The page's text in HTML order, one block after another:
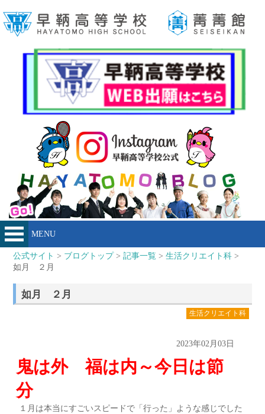
MENU
公式サイト > ブログトップ>記事一覧 >生活クリエイト科 >
如月 ２月
如月 ２月
生活クリエイト科
2023年02月03日
鬼は外 福は内～今日は節
分
１月は本当にすごいスピードで「行った」ような感じでした